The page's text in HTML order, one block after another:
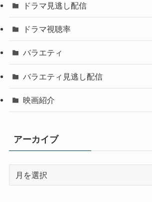
ドラマ見逃し配信
ドラマ視聴率
バラエティ
バラエティ見逃し配信
映画紹介
アーカイブ